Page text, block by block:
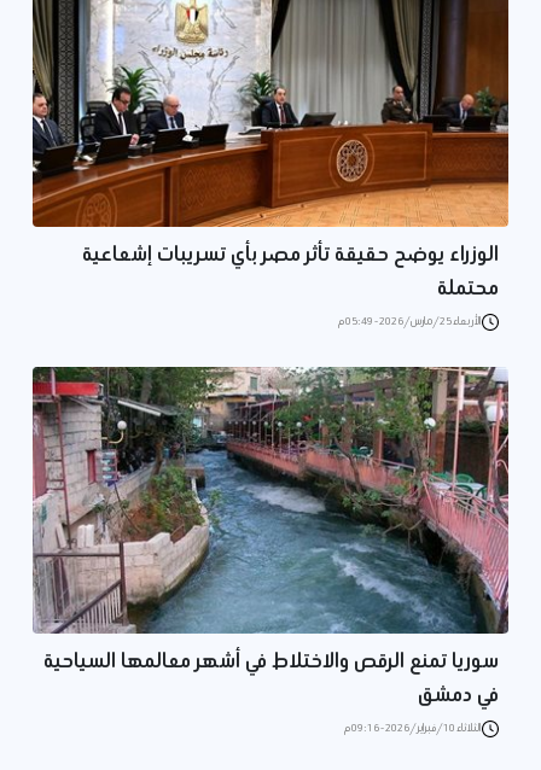
الوزراء يوضح حقيقة تأثر مصر بأي تسريبات إشعاعية
محتملة
الأربعاء 25/مارس/2026 - 05:49 م
سوريا تمنع الرقص والاختلاط في أشهر معالمها السياحية
في دمشق
الثلاثاء 10/فبراير/2026 - 09:16 م